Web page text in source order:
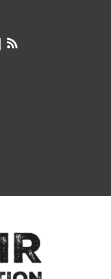
on Facebook
on TikTokon BlueSky
University on
University on
TU Dortmund University